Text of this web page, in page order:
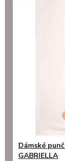
Dámské
GABRIELLA